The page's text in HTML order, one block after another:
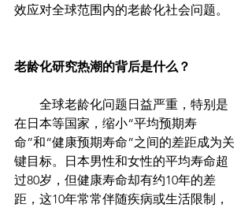
效应对全球范围内的老龄化社会问题。
老龄化研究热潮的背后是什么？
全球老龄化问题日益严重，特别是
在日本等国家，缩小“平均预期寿
命”和“健康预期寿命”之间的差距成为关
键目标。日本男性和女性的平均寿命超
过80岁，但健康寿命却有约10年的差
距，这10年常常伴随疾病或生活限制，